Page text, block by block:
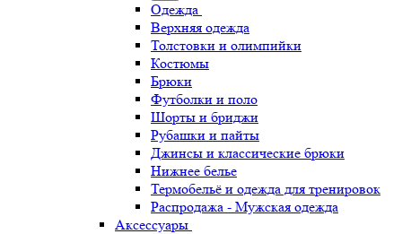
Одежда
Верхняя одежда
Толстовки и олимпийки
Костюмы
Брюки
Футболки и поло
Шорты и бриджи
Рубашки и пайты
Джинсы и классические брюки
Нижнее белье
Термобельё и одежда для тренировок
Распродажа - Мужская одежда
Аксессуары